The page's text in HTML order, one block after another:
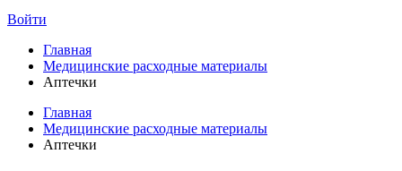
Войти
Главная
Медицинские расходные материалы
Аптечки
Главная
Медицинские расходные материалы
Аптечки